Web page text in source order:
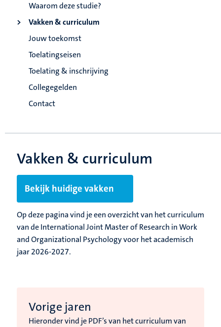
Waarom deze studie?
Vakken & curriculum
Jouw toekomst
Toelatingseisen
Toelating & inschrijving
Collegegelden
Contact
Vakken & curriculum
Bekijk huidige vakken
Op deze pagina vind je een overzicht van het curriculum
van de International Joint Master of Research in Work
and Organizational Psychology voor het academisch
jaar 2026-2027.
Vorige jaren
Hieronder vind je PDF’s van het curriculum van